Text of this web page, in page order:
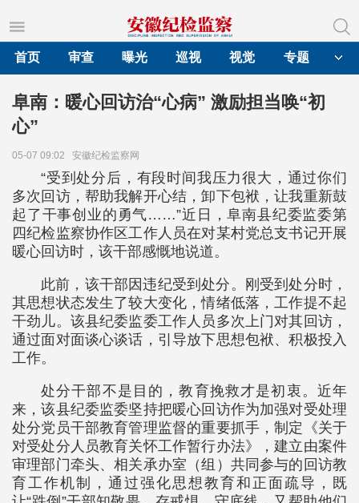
首页
审查 曝光 巡视 视觉 专题
阜南：暖心回访治“心病” 激励担当唤“初
心”
05-07 09:02 安徽纪检监察网
“受到处分后，有段时间我压力很大，通过你们
多次回访，帮助我解开心结，卸下包袱，让我重新鼓
起了干事创业的勇气……”近日，阜南县纪委监委第
四纪检监察协作区工作人员在对某村党总支书记开展
暖心回访时，该干部感慨地说道。
此前，该干部因违纪受到处分。刚受到处分时，
其思想状态发生了较大变化，情绪低落，工作提不起
干劲儿。该县纪委监委工作人员多次上门对其回访，
通过面对面谈心谈话，引导放下思想包袱、积极投入
工作。
处分干部不是目的，教育挽救才是初衷。近年
来，该县纪委监委坚持把暖心回访作为加强对受处理
处分党员干部教育管理监督的重要抓手，制定《关于
对受处分人员教育关怀工作暂行办法》，建立由案件
审理部门牵头、相关承办室（组）共同参与的回访教
育工作机制，通过强化思想教育和正面疏导，既